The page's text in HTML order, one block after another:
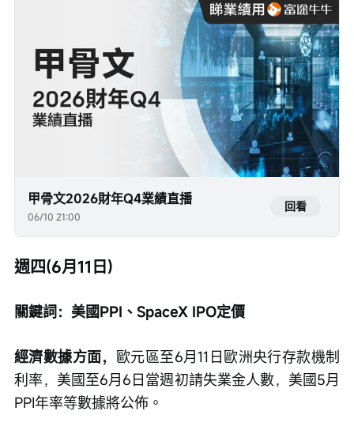
甲骨文2026財年Q4業績直播
06/10 21:00
回看
週四(6月11日)
關鍵詞：美國PPI、SpaceX IPO定價
經濟數據方面， 歐元區至6月11日歐洲央行存款機制
利率，美國至6月6日當週初請失業金人數，美國5月
PPI年率等數據將公佈。